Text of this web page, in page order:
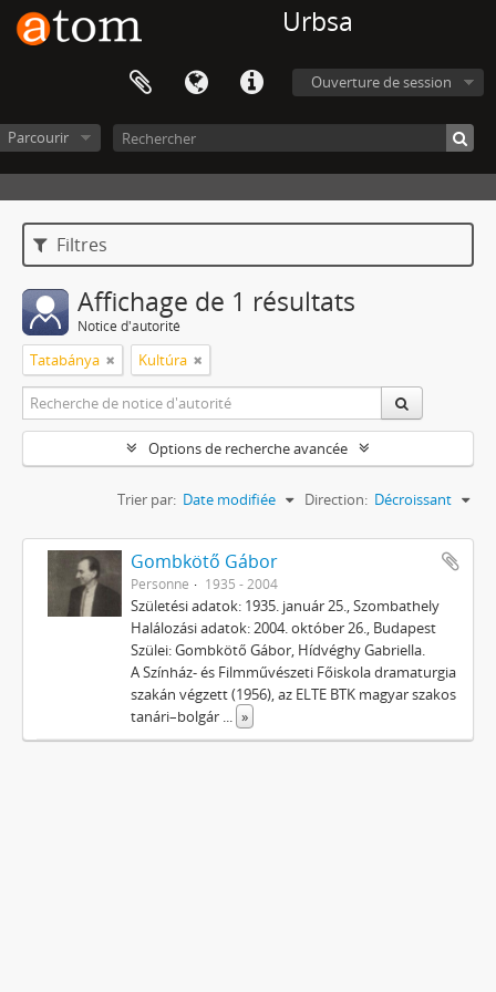
Urbsa
Ouverture de session
Parcourir
Filtres
Affichage de 1 résultats
Notice d'autorité
Tatabánya Kultúra
Options de recherche avancée
Trier par: Date modifiée Direction: Décroissant
Gombkötő Gábor
Personne 1935 - 2004
Születési adatok: 1935. január 25., Szombathely
Halálozási adatok: 2004. október 26., Budapest
Szülei: Gombkötő Gábor, Hídvéghy Gabriella.
A Színház- és Filmművészeti Főiskola dramaturgia
szakán végzett (1956), az ELTE BTK magyar szakos
tanári–bolgár ... »